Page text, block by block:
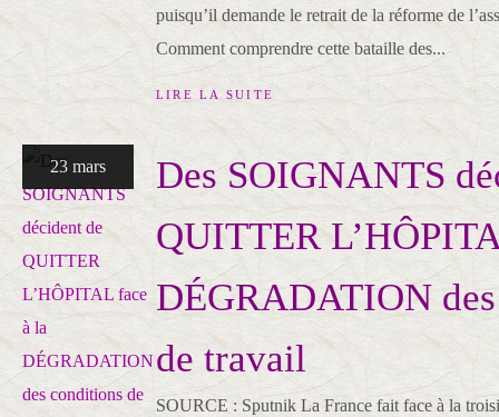
puisqu’il demande le retrait de la réforme de
Comment comprendre cette bataille des...
LIRE LA SUITE
23 mars
Des SOIGNANTS
QUITTER
DÉGRADATION
de travail
SOURCE : Sputnik La France fait face à la